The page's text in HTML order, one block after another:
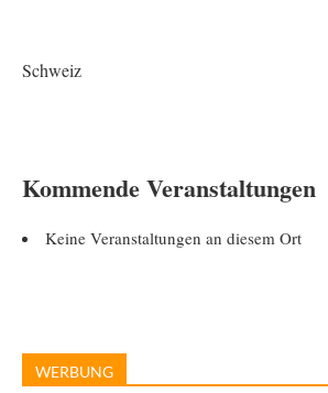
Schweiz
Kommende Veranstaltungen
Keine Veranstaltungen an diesem Ort
WERBUNG